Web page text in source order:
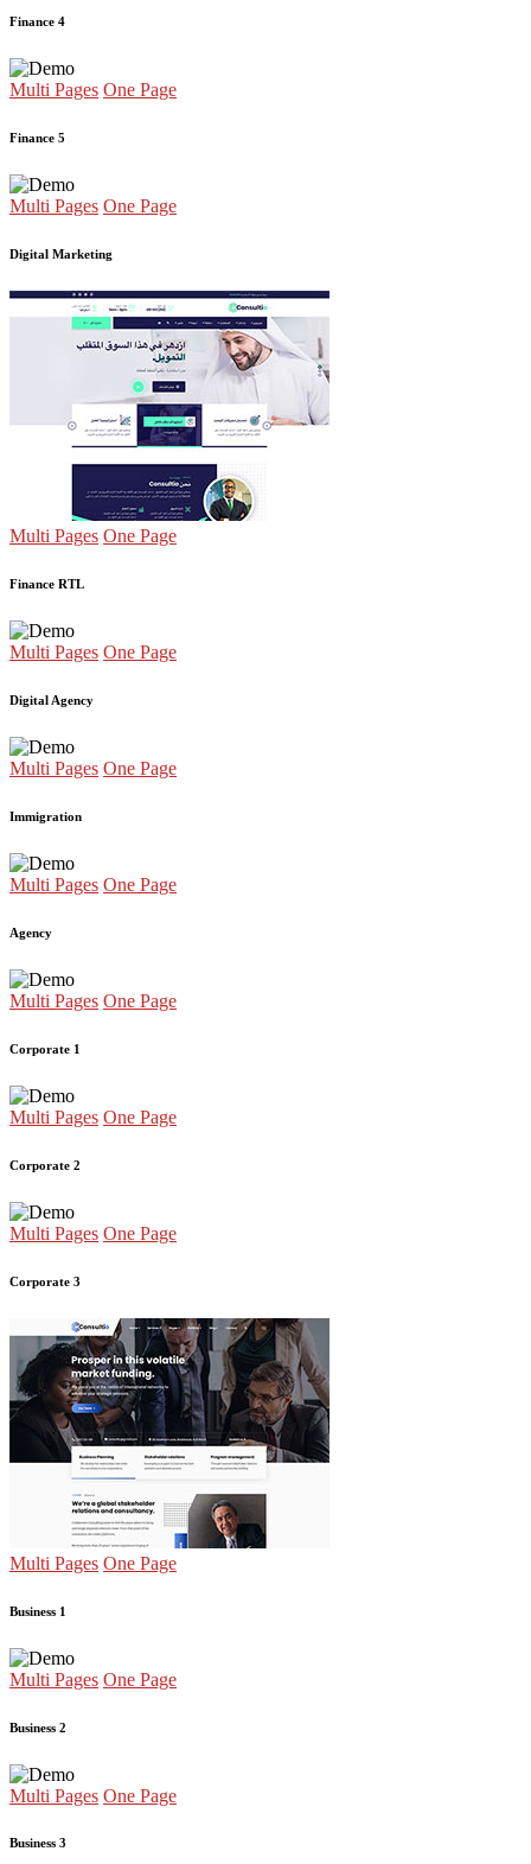
Finance 4
Multi Pages One Page
Finance 5
Multi Pages One Page
Digital Marketing
Multi Pages One Page
Finance RTL
Multi Pages One Page
Digital Agency
Multi Pages One Page
Immigration
Multi Pages One Page
Agency
Multi Pages One Page
Corporate 1
Multi Pages One Page
Corporate 2
Multi Pages One Page
Corporate 3
Multi Pages One Page
Business 1
Multi Pages One Page
Business 2
Multi Pages One Page
Business 3